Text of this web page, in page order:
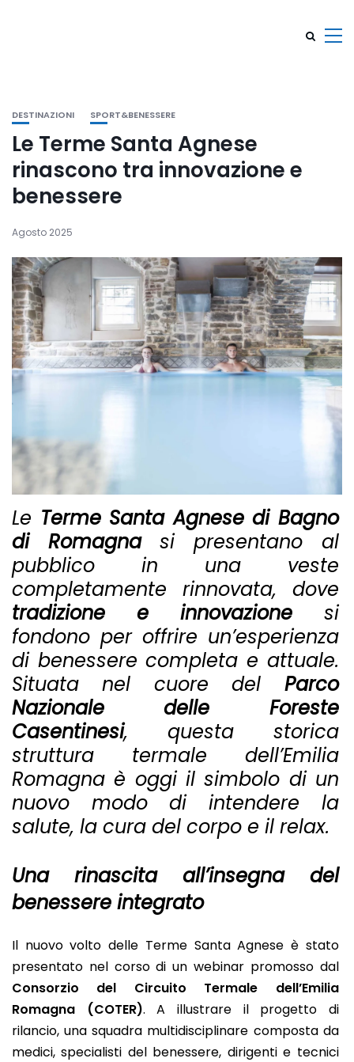
DESTINAZIONI SPORT&BENESSERE
Le Terme Santa Agnese
rinascono tra innovazione e
benessere
Agosto 2025
Le Terme Santa Agnese di Bagno
di Romagnasi presentano al
pubblico in una veste
completamente rinnovata, dove
tradizione e innovazionesi
fondono per offrire un’esperienza
di benessere completa e attuale.
Situata nel cuore del Parco
Nazionale delle Foreste
Casentinesi, questa storica
struttura termale dell’Emilia
Romagna è oggi il simbolo di un
nuovo modo di intendere la
salute, la cura del corpo e il relax.
Una rinascita all’insegna del
benessere integrato
Il nuovo volto delle Terme Santa Agnese è stato
presentato nel corso di un webinar promosso dal
Consorzio del Circuito Termale dell’Emilia
Romagna (COTER). A illustrare il progetto di
rilancio, una squadra multidisciplinare composta da
medici, specialisti del benessere, dirigenti e tecnici